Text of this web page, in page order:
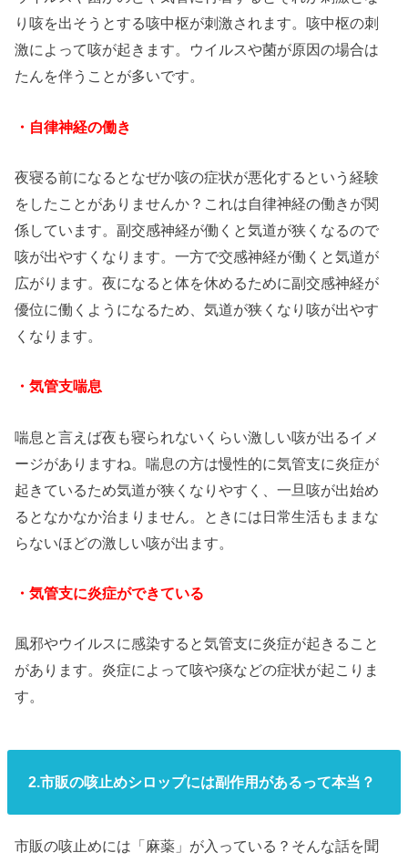
り咳を出そうとする咳中枢が刺激されます。咳中枢の刺
激によって咳が起きます。ウイルスや菌が原因の場合は
たんを伴うことが多いです。
・自律神経の働き
夜寝る前になるとなぜか咳の症状が悪化するという経験
をしたことがありませんか？これは自律神経の働きが関
係しています。副交感神経が働くと気道が狭くなるので
咳が出やすくなります。一方で交感神経が働くと気道が
広がります。夜になると体を休めるために副交感神経が
優位に働くようになるため、気道が狭くなり咳が出やす
くなります。
・気管支喘息
喘息と言えば夜も寝られないくらい激しい咳が出るイメ
ージがありますね。喘息の方は慢性的に気管支に炎症が
起きているため気道が狭くなりやすく、一旦咳が出始め
るとなかなか治まりません。ときには日常生活もままな
らないほどの激しい咳が出ます。
・気管支に炎症ができている
風邪やウイルスに感染すると気管支に炎症が起きること
があります。炎症によって咳や痰などの症状が起こりま
す。
2.市販の咳止めシロップには副作用があるって本当？
市販の咳止めには「麻薬」が入っている？そんな話を聞